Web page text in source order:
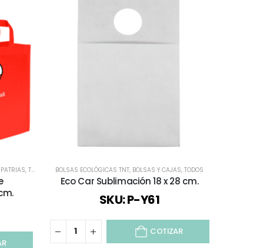
, TODOS BOLSAS ECOLÓGICAS TNT, BOLSAS Y CAJAS, TODOS
Eco Car Sublimación 18 x 28 cm.
SKU: P-Y61
COTIZAR